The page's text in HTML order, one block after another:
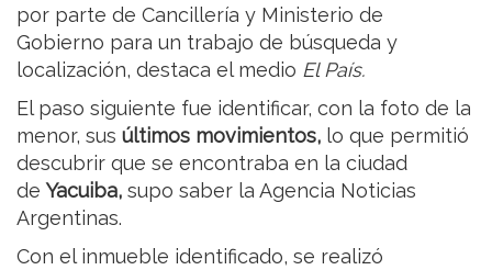
por parte de Cancillería y Ministerio de
Gobierno para un trabajo de búsqueda y
localización, destaca el medio El País.
El paso siguiente fue identificar, con la foto de la
menor, sus últimos movimientos, lo que permitió
descubrir que se encontraba en la ciudad
deYacuiba, supo saber la Agencia Noticias
Argentinas.
Con el inmueble identificado, se realizó